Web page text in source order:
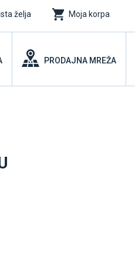
želja Moja korpa
PRODAJNA MREŽA